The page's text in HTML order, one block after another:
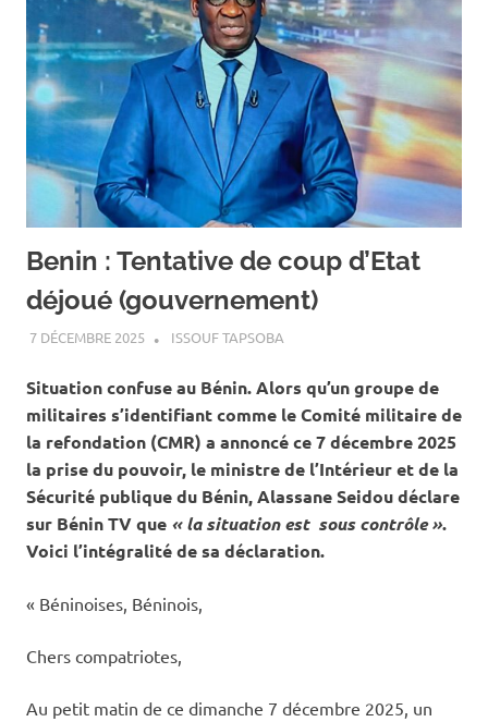
Benin : Tentative de coup d’Etat
déjoué (gouvernement)
7 DÉCEMBRE 2025 ISSOUF TAPSOBA
‎Situation confuse au Bénin. Alors qu’un groupe de
militaires s’identifiant comme le Comité militaire de
la refondation (CMR) a annoncé ce 7 décembre 2025
la prise du pouvoir, le ministre de l’Intérieur et de la
Sécurité publique du Bénin, Alassane Seidou déclare
sur Bénin TV que « la situation est sous contrôle ».
Voici l’intégralité de sa déclaration.
‎« Béninoises, Béninois,
‎Chers compatriotes,
‎Au petit matin de ce dimanche 7 décembre 2025, un